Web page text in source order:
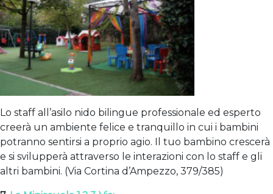
Lo staff all’asilo nido bilingue professionale ed esperto
creerà un ambiente felice e tranquillo in cui i bambini
potranno sentirsi a proprio agio. Il tuo bambino crescerà
e si svilupperà attraverso le interazioni con lo staff e gli
altri bambini. (Via Cortina d’Ampezzo, 379/385)